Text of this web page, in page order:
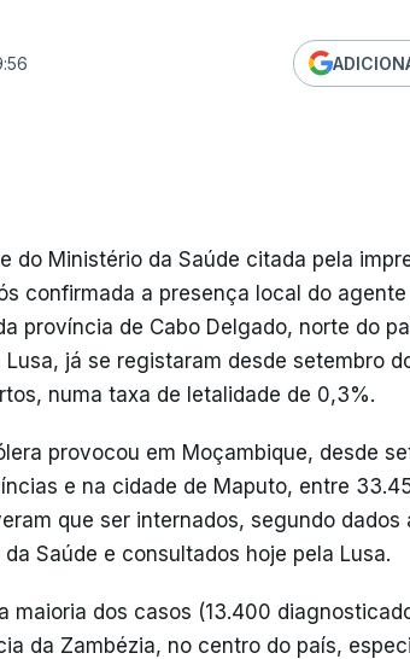
do Ministério da Saúde citada pela
confirmada a presença local do
província de Cabo Delgado, norte do
já se registaram desde setembro
numa taxa de letalidade de 0,3%.
provocou em Moçambique, desde
e na cidade de Maputo, entre
que ser internados, segundo
Saúde e consultados hoje pela Lusa.
maioria dos casos (13.400
da Zambézia, no centro do país,